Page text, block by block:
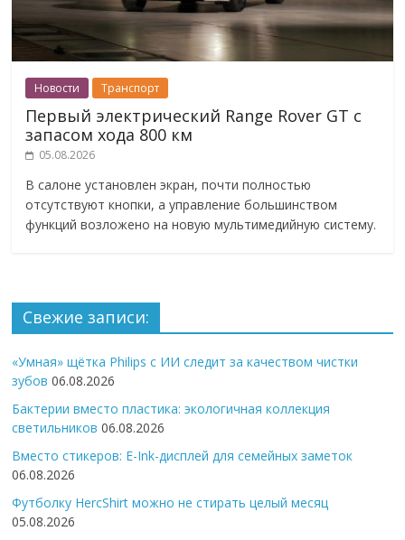
Новости Транспорт
Первый электрический Range Rover GT с
запасом хода 800 км
05.08.2026
В салоне установлен экран, почти полностью
отсутствуют кнопки, а управление большинством
функций возложено на новую мультимедийную систему.
Свежие записи:
«Умная» щётка Philips с ИИ следит за качеством чистки
зубов 06.08.2026
Бактерии вместо пластика: экологичная коллекция
светильников 06.08.2026
Вместо стикеров: E-Ink-дисплей для семейных заметок
06.08.2026
Футболку HercShirt можно не стирать целый месяц
05.08.2026